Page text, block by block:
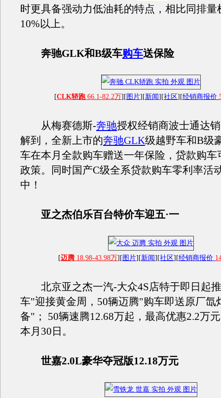
时更具备强动力低油耗的特点，相比同排量
10%以上。
奔驰GLK和B级车购车送保险
[CLK轿跑66.1-82.2万][ 图片][新闻][社区][经销商报价
从梅赛德斯-奔驰授权经销商波士通达
解到，全新上市的奔驰GLK级越野车和B级
车在本月全款购车赠送一年保险，贷款购车
政策。同时国产C级全系贷款购车零利率活
中！
亚之杰伯乐百台特价车迎五·一
[迈腾 18.98-43.98万][ 图片][新闻][社区][经销商报价
北京亚之杰一汽-大众4S店特于即日起
车"迎接黄金周，50辆迈腾"购车即送原厂氙
备"； 50辆速腾12.68万起，最高优惠2.2万
本月30日。
世嘉2.0L豪华夺冠版12.18万元